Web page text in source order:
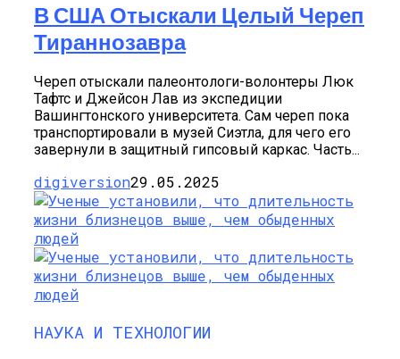
В США Отыскали Целый Череп
Тираннозавра
Череп отыскали палеонтологи-волонтеры Люк
Тафтс и Джейсон Лав из экспедиции
Вашингтонского университета. Сам череп пока
транспортировали в музей Сиэтла, для чего его
завернули в защитный гипсовый каркас. Часть...
digiversion29.05.2025
НАУКА И ТЕХНОЛОГИИ